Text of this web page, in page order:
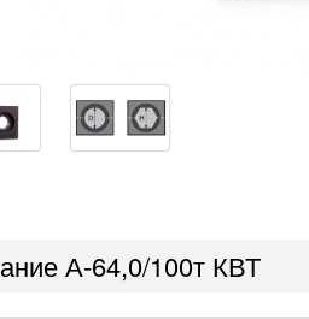
А-64,0/100т КВТ